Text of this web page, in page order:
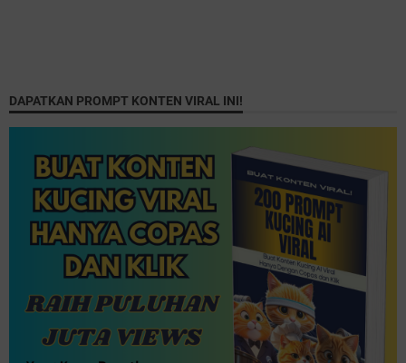
DAPATKAN PROMPT KONTEN VIRAL INI!